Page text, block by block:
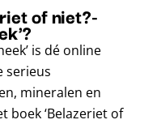
of niet?-
is dé online
serieus
mineralen en
boek ‘Belazeriet of